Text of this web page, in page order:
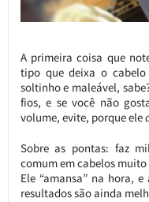
A primeira coisa que
tipo que deixa o cabelo
soltinho e maleável,
fios, e se você não
volume, evite, porque ele
Sobre as pontas: faz
comum em cabelos
Ele “amansa” na hora,
resultados são ainda